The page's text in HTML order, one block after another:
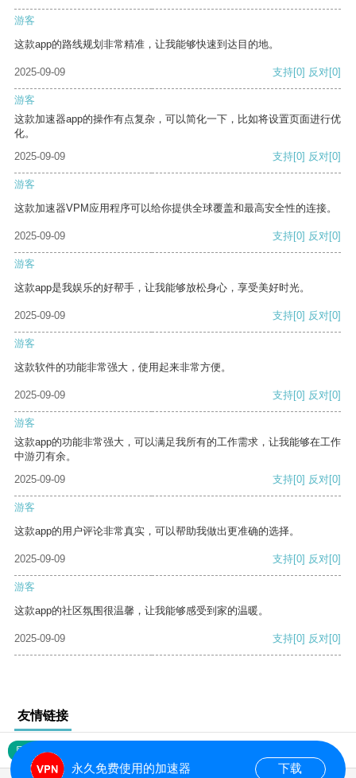
游客
这款app的路线规划非常精准，让我能够快速到达目的地。
2025-09-09 支持[0] 反对[0]
游客
这款加速器app的操作有点复杂，可以简化一下，比如将设置页面进行优
化。
2025-09-09
支持[0] 反对[0]
游客
这款加速器VPM应用程序可以给你提供全球覆盖和最高安全性的连接。
2025-09-09 支持[0] 反对[0]
游客
这款app是我娱乐的好帮手，让我能够放松身心，享受美好时光。
2025-09-09 支持[0] 反对[0]
游客
这款软件的功能非常强大，使用起来非常方便。
2025-09-09 支持[0] 反对[0]
游客
这款app的功能非常强大，可以满足我所有的工作需求，让我能够在工作
中游刃有余。
2025-09-09
支持[0] 反对[0]
游客
这款app的用户评论非常真实，可以帮助我做出更准确的选择。
2025-09-09 支持[0] 反对[0]
游客
这款app的社区氛围很温馨，让我能够感受到家的温暖。
2025-09-09 支持[0] 反对[0]
友情链接
网站地图
永久免费使用的加速器 下载